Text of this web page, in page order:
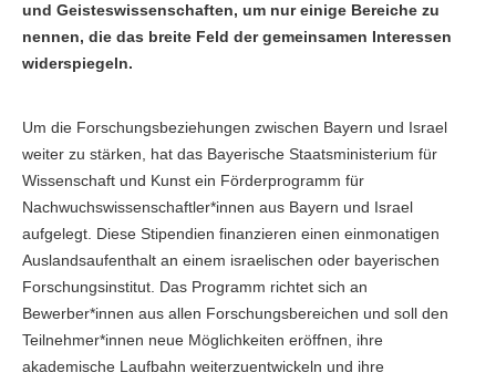
und Geisteswissenschaften, um nur einige Bereiche zu
nennen, die das breite Feld der gemeinsamen Interessen
widerspiegeln.
Um die Forschungsbeziehungen zwischen Bayern und Israel
weiter zu stärken, hat das Bayerische Staatsministerium für
Wissenschaft und Kunst ein Förderprogramm für
Nachwuchswissenschaftler*innen aus Bayern und Israel
aufgelegt. Diese Stipendien finanzieren einen einmonatigen
Auslandsaufenthalt an einem israelischen oder bayerischen
Forschungsinstitut. Das Programm richtet sich an
Bewerber*innen aus allen Forschungsbereichen und soll den
Teilnehmer*innen neue Möglichkeiten eröffnen, ihre
akademische Laufbahn weiterzuentwickeln und ihre